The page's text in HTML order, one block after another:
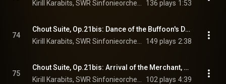
136 plays 1:53
74
Chout Suite, Op.21bis: Dance of the Buffoon's Daughters
149 plays 2:38
75
Chout Suite, Op.21bis: Arrival of the Merchant, Dance of Greeting
102 plays 4:39